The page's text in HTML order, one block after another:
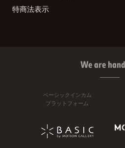
特商法表示
We are
ベーシックインカム
プラットフォーム